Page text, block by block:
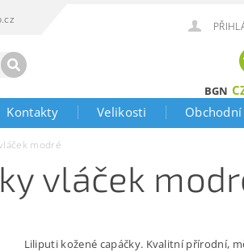
BGN
Kontakty Velikosti
modré
vláček
Liliputi kožené capáčky. Kvalitní přírodní,